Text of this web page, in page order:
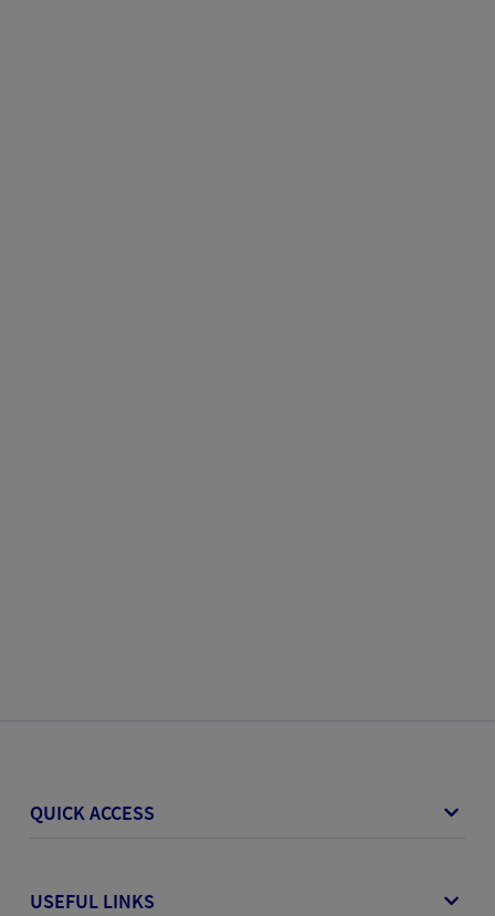
QUICK ACCESS
USEFUL LINKS